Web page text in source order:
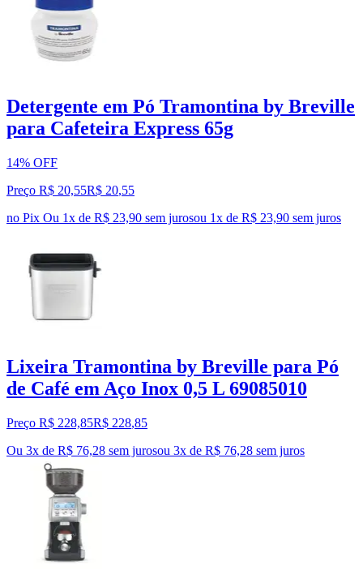
Detergente em Pó Tramontina by Breville
para Cafeteira Express 65g
14% OFF
Preço R$ 20,55R$ 20,55
no Pix Ou 1x de R$ 23,90 sem jurosou 1x de R$ 23,90 sem juros
Lixeira Tramontina by Breville para Pó
de Café em Aço Inox 0,5 L 69085010
Preço R$ 228,85R$ 228,85
Ou 3x de R$ 76,28 sem jurosou 3x de R$ 76,28 sem juros